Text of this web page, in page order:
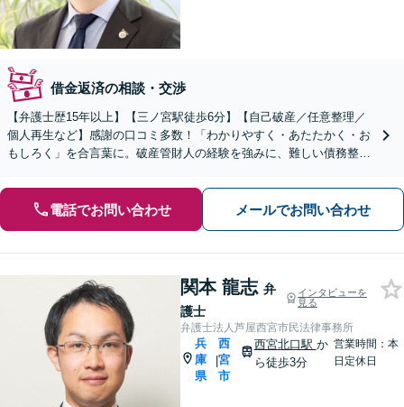
借金返済の相談・交渉
【弁護士歴15年以上】【三ノ宮駅徒歩6分】【自己破産／任意整理／
個人再生など】感謝の口コミ多数！「わかりやすく・あたたかく・お
もしろく」を合言葉に。破産管財人の経験を強みに、難しい債務整理
電話でお問い合わせ メールでお問い合わせ
関本 龍志 弁
護士
インタビューを
見る
弁護士法人芦屋西宮市民法律事務所
兵
庫
県
|
西
宮
市
西宮北口駅 か
ら徒歩3分
営業時間：本
日定休日